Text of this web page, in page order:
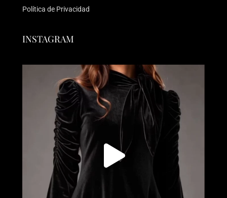
Política de Privacidad
INSTAGRAM